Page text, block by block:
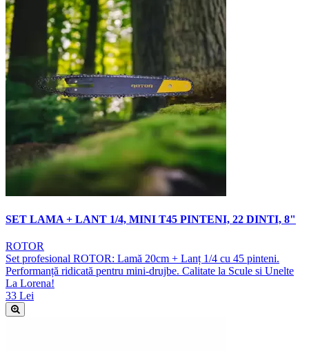
SET LAMA + LANT 1/4, MINI T45 PINTENI, 22 DINTI, 8"
ROTOR
Set profesional ROTOR: Lamă 20cm + Lanț 1/4 cu 45 pinteni.
Performanță ridicată pentru mini-drujbe. Calitate la Scule si Unelte
La Lorena!
33 Lei